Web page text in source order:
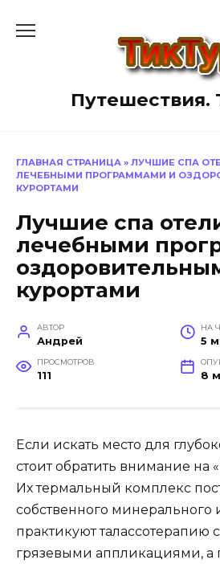
Путешествия.
ГЛАВНАЯ СТРАНИЦА » ЛУЧШИЕ СПА
ЛЕЧЕБНЫМИ ПРОГРАММАМИ И
КУРОРТАМИ
Лучшие спа
лечебными
курортами
АВТОР
Андрей
НА
5
ПРОСМОТРОВ
111 8
Если искать место для
стоит обратить внимание на
Их термальный комплекс
собственного минерального
практикуют талассотерапию
грязевыми аппликациями, а